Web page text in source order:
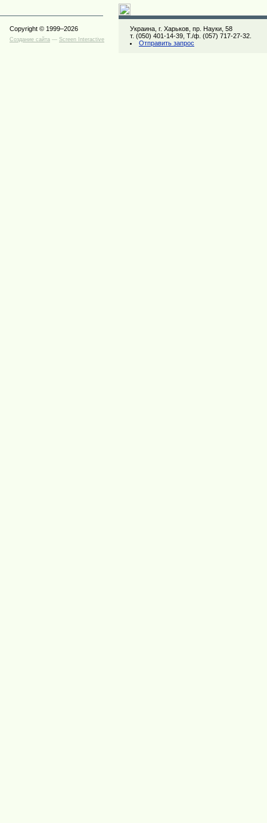
Copyright © 1999–2026
Создание сайта — Screen Interactive
Украина, г. Харьков, пр. Науки, 58
т. (050) 401-14-39, Т./ф. (057) 717-27-32.
Отправить запрос